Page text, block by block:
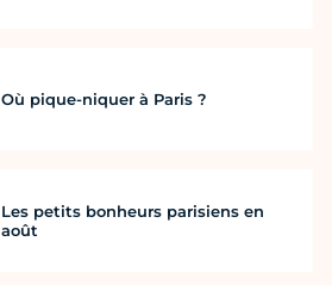
Où pique-niquer à Paris ?
Les petits bonheurs parisiens en
août